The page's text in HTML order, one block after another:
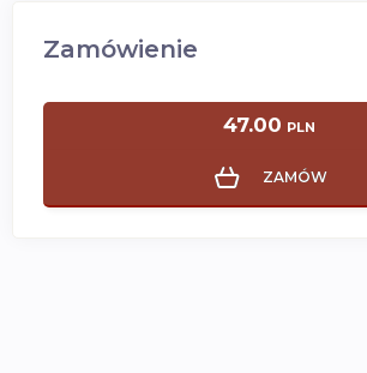
Zamówienie
47.00 PLN
ZAMÓW